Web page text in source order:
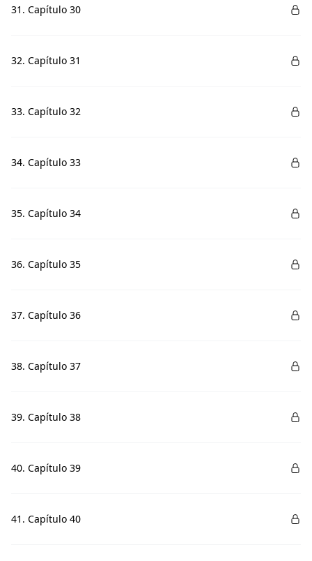
31. Capítulo 30
32. Capítulo 31
33. Capítulo 32
34. Capítulo 33
35. Capítulo 34
36. Capítulo 35
37. Capítulo 36
38. Capítulo 37
39. Capítulo 38
40. Capítulo 39
41. Capítulo 40